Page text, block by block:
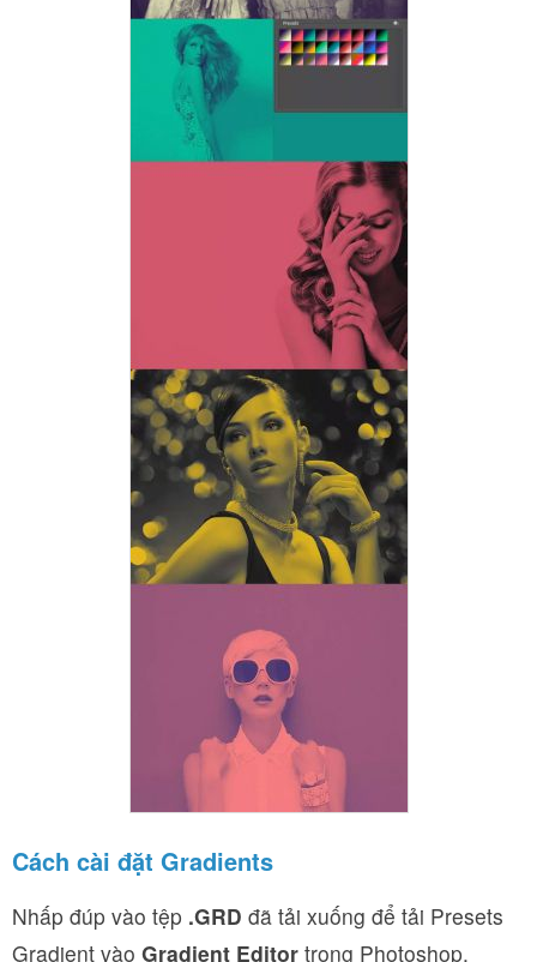
Cách cài đặt Gradients
Nhấp đúp vào tệp .GRD đã tải xuống để tải Presets
Gradient vào Gradient Editor trong Photoshop.